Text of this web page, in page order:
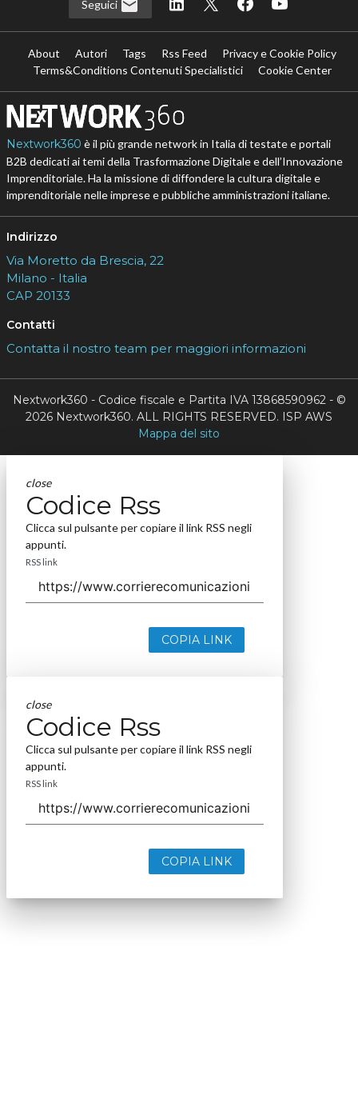
Seguici
About Autori Tags Rss Feed
Privacy e Cookie Policy
Terms&Conditions Contenuti Specialistici
Cookie Center
Nextwork360 è il più grande network in Italia di testate e portali
B2B dedicati ai temi della Trasformazione Digitale e dell’Innovazione
Imprenditoriale. Ha la missione di diffondere la cultura digitale e
imprenditoriale nelle imprese e pubbliche amministrazioni italiane.
Indirizzo
Via Moretto da Brescia, 22
Milano - Italia
CAP 20133
Contatti
Contatta il nostro team per maggiori informazioni
Nextwork360 - Codice fiscale e Partita IVA 13868590962 - ©
2026 Nextwork360. ALL RIGHTS RESERVED. ISP AWS
Mappa del sito
close
Codice Rss
Clicca sul pulsante per copiare il link RSS negli
appunti.
RSS link
COPIA LINK
close
Codice Rss
Clicca sul pulsante per copiare il link RSS negli
appunti.
RSS link
COPIA LINK